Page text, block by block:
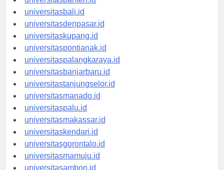
universitasbanten.id
universitasbali.id
universitasdenpasar.id
universitaskupang.id
universitaspontianak.id
universitaspalangkaraya.id
universitasbanjarbaru.id
universitastanjungselor.id
universitasmanado.id
universitaspalu.id
universitasmakassar.id
universitaskendari.id
universitasgorontalo.id
universitasmamuju.id